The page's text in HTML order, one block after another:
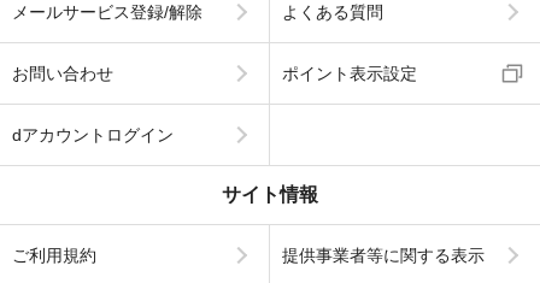
メールサービス登録/解除 よくある質問
お問い合わせ ポイント表示設定
dアカウントログイン
サイト情報
ご利用規約 提供事業者等に関する表示